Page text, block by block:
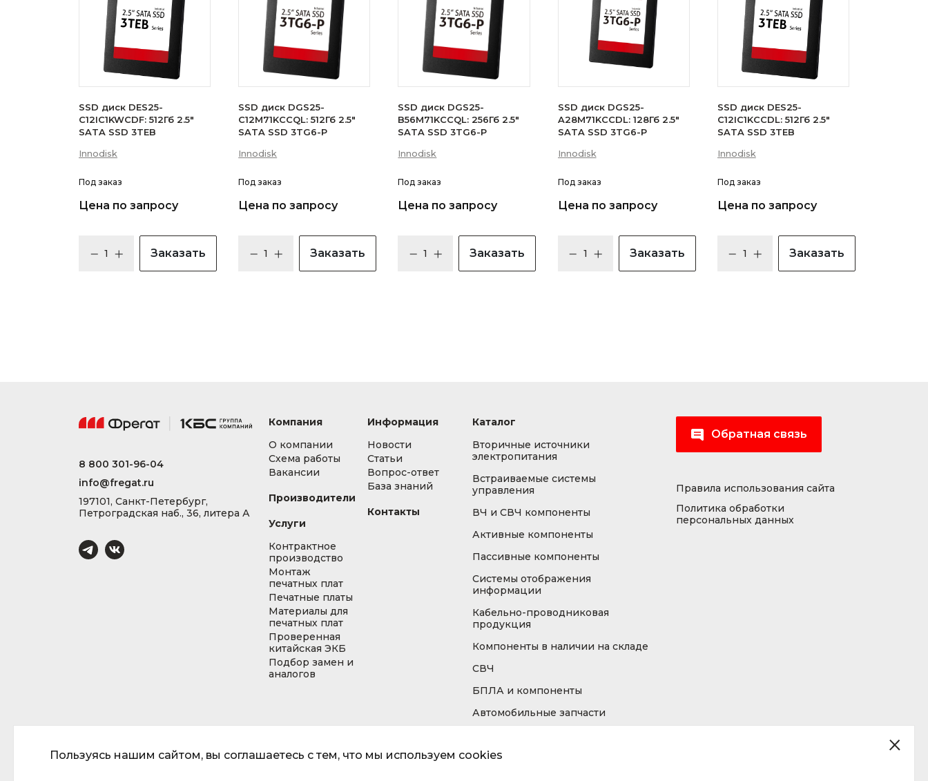
SSD диск DES25-
C12IC1KWCDF: 512Гб 2.5"
SATA SSD 3TEB
Innodisk
Под заказ
Цена по запросу
Заказать
SSD диск DGS25-
C12M71KCCQL: 512Гб 2.5"
SATA SSD 3TG6-P
Innodisk
Под заказ
Цена по запросу
Заказать
SSD диск DGS25-
B56M71KCCQL: 256Гб 2.5"
SATA SSD 3TG6-P
Innodisk
Под заказ
Цена по запросу
Заказать
SSD диск DGS25-
A28M71KCCDL: 128Гб 2.5"
SATA SSD 3TG6-P
Innodisk
Под заказ
Цена по запросу
Заказать
SSD диск DES25-
C12IC1KCCDL: 512Гб 2.5"
SATA SSD 3TEB
Innodisk
Под заказ
Цена по запросу
Заказать
Пользуясь нашим сайтом, вы соглашаетесь с тем, что мы используем cookies
8 800 301-96-04
info@fregat.ru
197101, Санкт-Петербург,
Петроградская наб., 36, литера А
Компания
О компании
Схема работы
Вакансии
Производители
Услуги
Контрактное
производство
Монтаж
печатных плат
Печатные платы
Материалы для
печатных плат
Проверенная
китайская ЭКБ
Подбор замен и
аналогов
Информация
Новости
Статьи
Вопрос-ответ
База знаний
Контакты
Каталог
Вторичные источники
электропитания
Встраиваемые системы
управления
ВЧ и СВЧ компоненты
Активные компоненты
Пассивные компоненты
Системы отображения
информации
Кабельно-проводниковая
продукция
Компоненты в наличии на складе
СВЧ
БПЛА и компоненты
Автомобильные запчасти
Обратная связь
Правила использования сайта
Политика обработки
персональных данных